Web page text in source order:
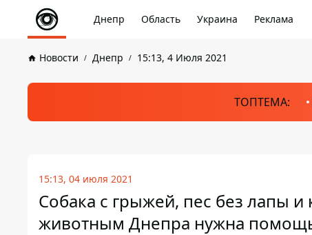
Днепр Область Украина Реклама
Новости Днепр 15:13, 4 Июля 2021
ТОПТЕМА:
15:13, 04 июля 2021
Собака с грыжей, пес без лапы
животным Днепра нужна